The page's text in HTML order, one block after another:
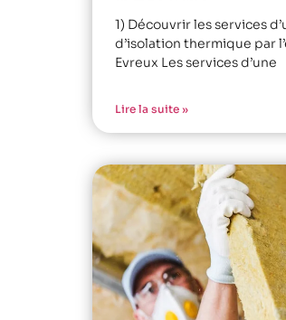
1) Découvrir les services
d’isolation thermique par
Evreux Les services d’une
Lire la suite »